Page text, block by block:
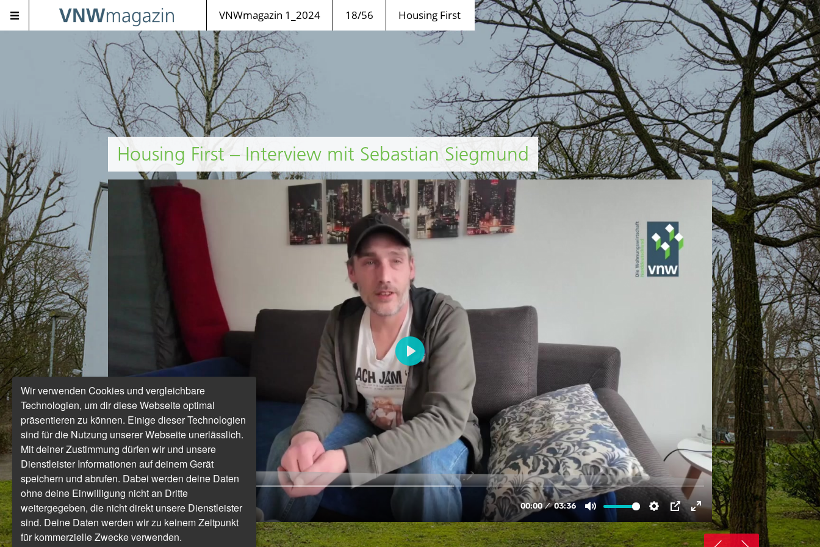
VNWmagazin 1_2024 18/56 Housing First
Housing First – Interview mit Sebastian Siegmund
Wir verwenden Cookies und vergleichbare
Technologien, um dir diese Webseite optimal
präsentieren zu können. Einige dieser Technologien
sind für die Nutzung unserer Webseite unerlässlich.
Mit deiner Zustimmung dürfen wir und unsere
Dienstleister Informationen auf deinem Gerät
speichern und abrufen. Dabei werden deine Daten
ohne deine Einwilligung nicht an Dritte
weitergegeben, die nicht direkt unsere Dienstleister
sind. Deine Daten werden wir zu keinem Zeitpunkt
für kommerzielle Zwecke verwenden.